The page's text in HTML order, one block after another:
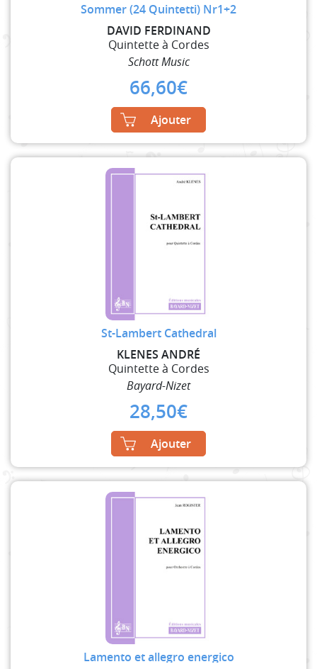
Sommer (24 Quintetti) Nr1+2
DAVID FERDINAND
Quintette à Cordes
Schott Music
66,60€
Ajouter
St-Lambert Cathedral
KLENES ANDRÉ
Quintette à Cordes
Bayard-Nizet
28,50€
Ajouter
Lamento et allegro energico